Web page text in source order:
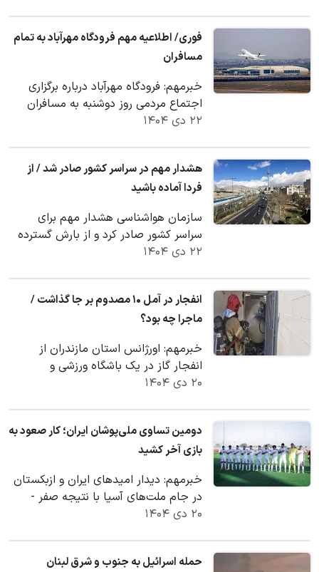
فوری/ اطلاعیه مهم فرودگاه مهرآباد به تمام
مسافران
خبرمهم: فرودگاه مهرآباد درباره برگزاری
اجتماع مردمی روز دوشنبه به مسافران
توصیه کرد برای جلوگیری از تأخیر در
۲۲ دی ۱۴۰۴
هشدار مهم در سراسر کشور صادر شد / از
فردا آماده باشید
سازمان هواشناسی هشدار مهم برای
سراسر کشور صادر کرد و از بارش گسترده
برف و باران در کشور از فردا خبر داد.
۲۲ دی ۱۴۰۴
انفجار در آمل ۱۰ مصدوم بر جا گذاشت /
ماجرا چه بود؟
خبرمهم: اورژانس استان مازندران از
انفجار گاز در یک باشگاه ورزشی و
مصدومیت ۱۰ نفر خبر داد.
۲۰ دی ۱۴۰۴
دومین تساوی ملی‌پوشان ایران؛ کار صعود به
بازی آخر کشید
خبرمهم: دیدار امیدهای ایران و ازبکستان
در جام ملت‌های آسیا با نتیجه صفر -
صفر به پایان رسید. ملی‌پوشان در اولین
۲۰ دی ۱۴۰۴
حمله اسرائیل به جنوب و شرق لبنان